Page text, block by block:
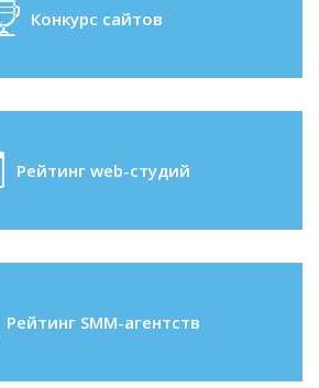
Конкурс сайтов
Рейтинг web-студий
Рейтинг SMM-агентств